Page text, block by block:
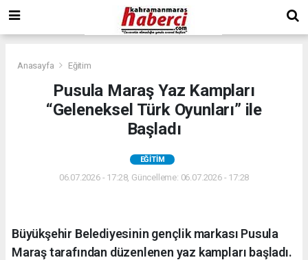
Anasayfa Eğitim
Pusula Maraş Yaz Kampları
“Geleneksel Türk Oyunları” ile
Başladı
EĞITIM
06.07.2026 - 17:28, Güncelleme: 06.07.2026 - 17:28
Büyükşehir Belediyesinin gençlik markası Pusula
Maraş tarafından düzenlenen yaz kampları başladı.